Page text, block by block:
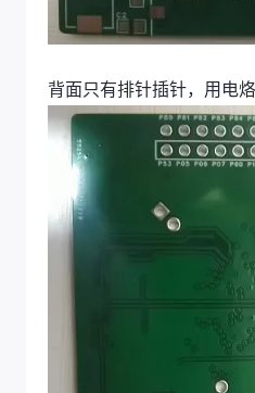
背面只有排针插针，用电